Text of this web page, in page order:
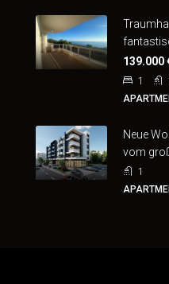
139.000
1
Neue
vom
1